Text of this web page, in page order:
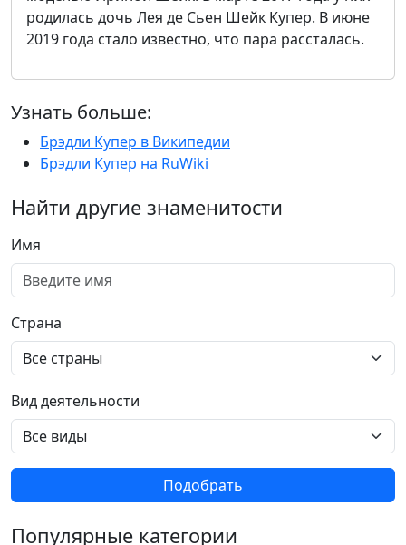
родилась дочь Лея де Сьен Шейк Купер. В июне
2019 года стало известно, что пара рассталась.
Узнать больше:
Брэдли Купер в Википедии
Брэдли Купер на RuWiki
Найти другие знаменитости
Имя
Страна
Вид деятельности
Подобрать
Популярные категории